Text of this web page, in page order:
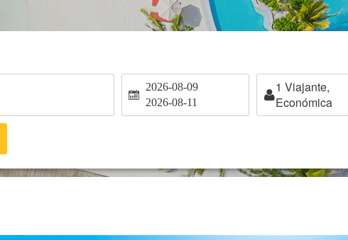
2026-08-09
2026-08-11
1 Viajante,
Económica